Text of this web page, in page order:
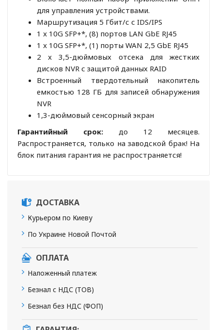
для управления устройствами.
Маршрутизация 5 Гбит/с с IDS/IPS
1 x 10G SFP+*, (8) портов LAN GbE RJ45
1 x 10G SFP+*, (1) порты WAN 2,5 GbE RJ45
2 x 3,5-дюймовых отсека для жестких
дисков NVR с защитой данных RAID
Встроенный твердотельный накопитель
емкостью 128 ГБ для записей обнаружения
NVR
1,3-дюймовый сенсорный экран
Гарантийный срок: до 12 месяцев.
Распространяется, только на заводской брак! На
блок питания гарантия не распространяется!
ДОСТАВКА
Курьером по Киеву
По Украине Новой Почтой
ОПЛАТА
Наложенный платеж
Безнал с НДС (ТОВ)
Безнал без НДС (ФОП)